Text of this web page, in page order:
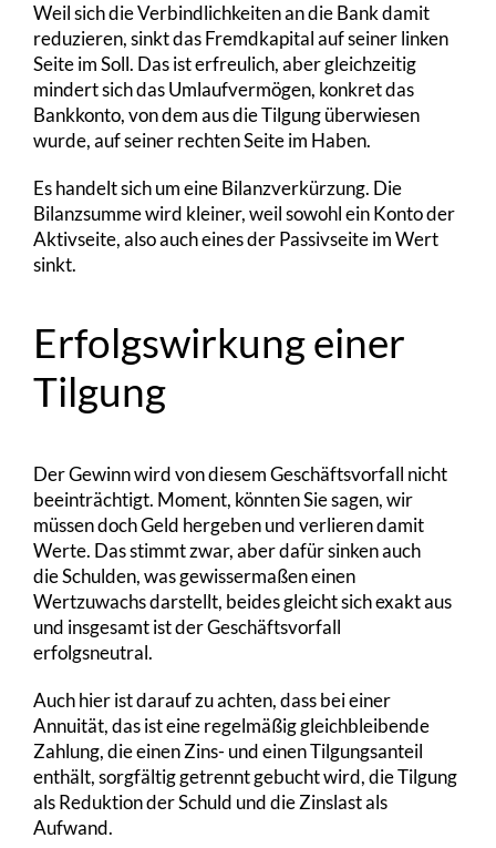
Weil sich die Verbindlichkeiten an die Bank damit
reduzieren, sinkt das Fremdkapital auf seiner linken
Seite im Soll. Das ist erfreulich, aber gleichzeitig
mindert sich das Umlaufvermögen, konkret das
Bankkonto, von dem aus die Tilgung überwiesen
wurde, auf seiner rechten Seite im Haben.
Es handelt sich um eine Bilanzverkürzung. Die
Bilanzsumme wird kleiner, weil sowohl ein Konto der
Aktivseite, also auch eines der Passivseite im Wert
sinkt.
Erfolgswirkung einer
Tilgung
Der Gewinn wird von diesem Geschäftsvorfall nicht
beeinträchtigt. Moment, könnten Sie sagen, wir
müssen doch Geld hergeben und verlieren damit
Werte. Das stimmt zwar, aber dafür sinken auch
die Schulden, was gewissermaßen einen
Wertzuwachs darstellt, beides gleicht sich exakt aus
und insgesamt ist der Geschäftsvorfall
erfolgsneutral.
Auch hier ist darauf zu achten, dass bei einer
Annuität, das ist eine regelmäßig gleichbleibende
Zahlung, die einen Zins- und einen Tilgungsanteil
enthält, sorgfältig getrennt gebucht wird, die Tilgung
als Reduktion der Schuld und die Zinslast als
Aufwand.